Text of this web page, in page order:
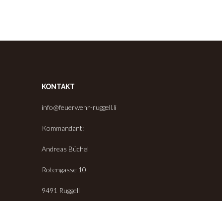
KONTAKT
info@feuerwehr-ruggell.li
Kommandant:
Andreas Büchel
Rotengasse 10
9491 Ruggell